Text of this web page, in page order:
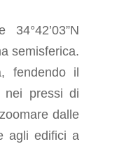
semisferica.
fendendo il
nei pressi di
dalle
agli edifici a